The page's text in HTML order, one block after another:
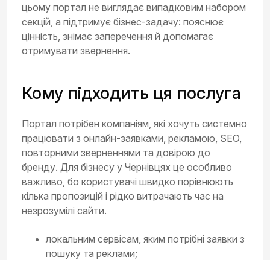
цьому портал не виглядає випадковим набором
секцій, а підтримує бізнес-задачу: пояснює
цінність, знімає заперечення й допомагає
отримувати звернення.
Кому підходить ця послуга
Портал потрібен компаніям, які хочуть системно
працювати з онлайн-заявками, рекламою, SEO,
повторними зверненнями та довірою до
бренду. Для бізнесу у Чернівцях це особливо
важливо, бо користувачі швидко порівнюють
кілька пропозицій і рідко витрачають час на
незрозумілі сайти.
локальним сервісам, яким потрібні заявки з
пошуку та реклами;